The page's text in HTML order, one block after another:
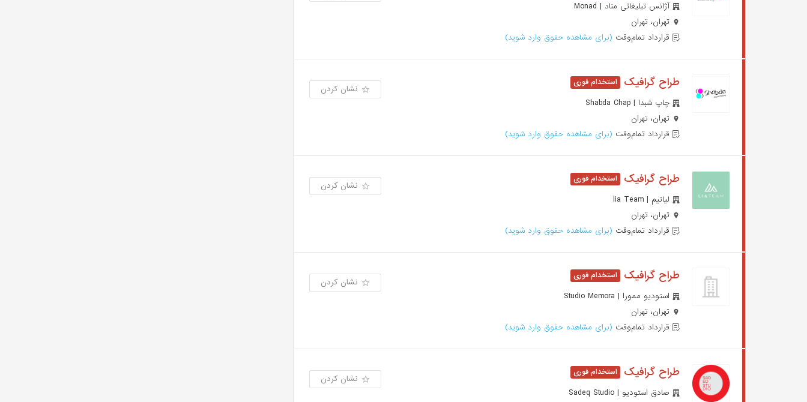
آژانس تبلیغاتی مناد | Monad
تهران، تهران
قرارداد تمام‌وقت (برای مشاهده حقوق وارد شوید)
طراح گرافیک
چاپ شبدا | Shabda Chap
تهران، تهران
قرارداد تمام‌وقت (برای مشاهده حقوق وارد شوید)
نشان کردن
طراح گرافیک
لیاتیم | lia Team
تهران، تهران
قرارداد تمام‌وقت (برای مشاهده حقوق وارد شوید)
نشان کردن
طراح گرافیک
استودیو ممورا | Studio Memora
تهران، تهران
قرارداد تمام‌وقت (برای مشاهده حقوق وارد شوید)
نشان کردن
طراح گرافیک
صادق استودیو | Sadeq Studio
نشان کردن